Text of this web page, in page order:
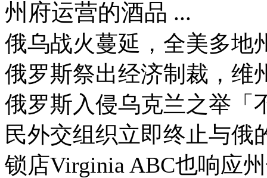
州府运营的酒品 ...
俄乌战火蔓延，全美多地
俄罗斯祭出经济制裁，维
俄罗斯入侵乌克兰之举「
民外交组织立即终止与俄
锁店Virginia ABC也响应